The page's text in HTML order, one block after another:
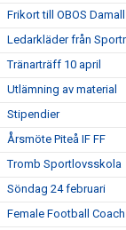
Frikort till OBOS
Ledarkläder från
Tränarträff 10 april
Utlämning av material
Stipendier
Årsmöte Piteå IF FF
Tromb Sportlovsskola
Söndag 24 februari
Female Football